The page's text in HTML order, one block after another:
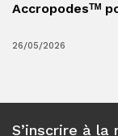
Accropodesᵀᴹ
26/05/2026
S’inscrire à la